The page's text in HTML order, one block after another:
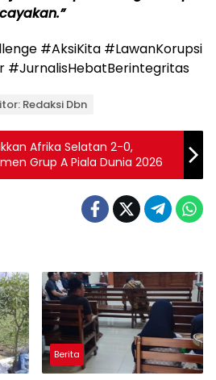
#AksiKita #LawanKorupsi
#JurnalisHebatBerintegritas
Redaksi Dbn
Afrika Selatan 2-0,
Grup A Piala Dunia 2026
Berita